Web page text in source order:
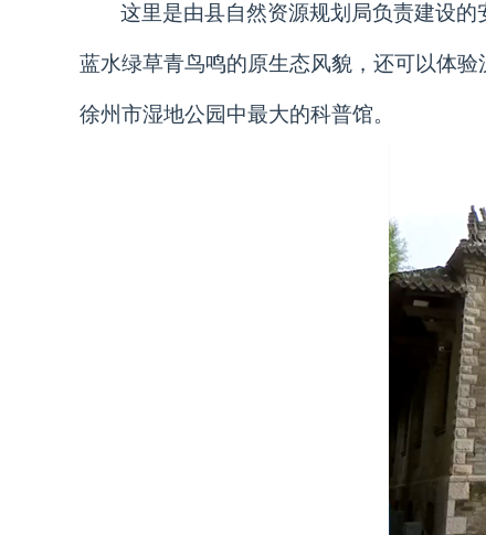
这里是由县自然资源规划局负责建设
蓝水绿草青鸟鸣的原生态风貌，还可以体
徐州市湿地公园中最大的科普馆。